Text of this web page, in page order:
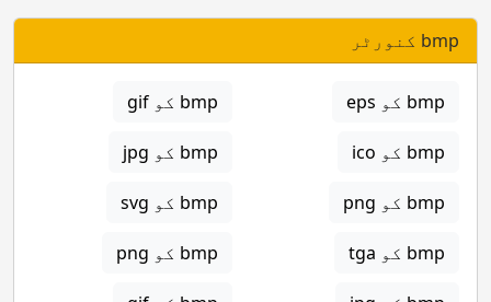
bmp کنورٹر
bmp کو eps bmp کو gif
bmp کو ico bmp کو jpg
bmp کو png bmp کو svg
bmp کو tga bmp کو png